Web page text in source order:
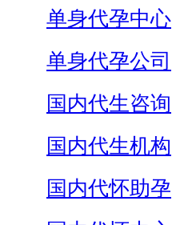
单身代孕中心
单身代孕公司
国内代生咨询
国内代生机构
国内代怀助孕